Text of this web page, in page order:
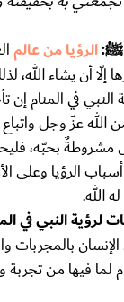
ﷺ:الرؤيا من عالم
إلّا أن يشاء الله،
في المنام إن
الله عزّ وجل
مشروطةٌ بحبّه،
الرؤيا وعلى
الله.
لرؤية النبي في
لما فيها من تجربة